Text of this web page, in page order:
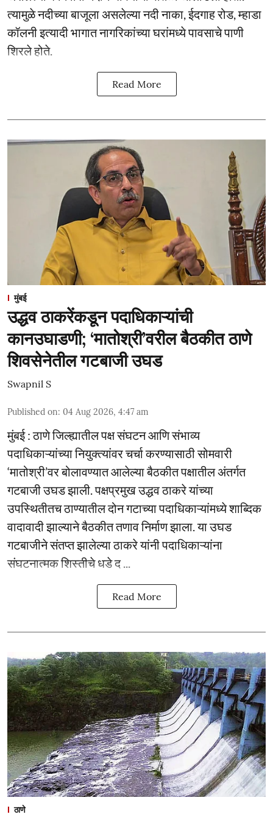
त्यामुळे नदीच्या बाजूला असलेल्या नदी नाका, ईदगाह रोड, म्हाडा
कॉलनी इत्यादी भागात नागरिकांच्या घरांमध्ये पावसाचे पाणी
शिरले होते.
Read More
मुंबई
उद्धव ठाकरेंकडून पदाधिकाऱ्यांची
कानउघाडणी; ‘मातोश्री’वरील बैठकीत ठाणे
शिवसेनेतील गटबाजी उघड
Swapnil S
Published on: 04 Aug 2026, 4:47 am
मुंबई : ठाणे जिल्ह्यातील पक्ष संघटन आणि संभाव्य
पदाधिकाऱ्यांच्या नियुक्त्यांवर चर्चा करण्यासाठी सोमवारी
‘मातोश्री’वर बोलावण्यात आलेल्या बैठकीत पक्षातील अंतर्गत
गटबाजी उघड झाली. पक्षप्रमुख उद्धव ठाकरे यांच्या
उपस्थितीतच ठाण्यातील दोन गटाच्या पदाधिकाऱ्यांमध्ये शाब्दिक
वादावादी झाल्याने बैठकीत तणाव निर्माण झाला. या उघड
गटबाजीने संतप्त झालेल्या ठाकरे यांनी पदाधिकाऱ्यांना
संघटनात्मक शिस्तीचे धडे द ...
Read More
ठाणे